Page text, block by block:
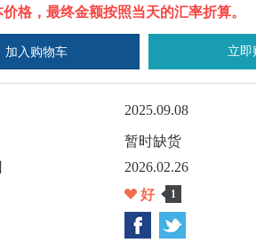
格，最终金额按照当天的汇率折算。
加入购物车 立即
2025.09.08
暂时缺货
2026.02.26
好 1